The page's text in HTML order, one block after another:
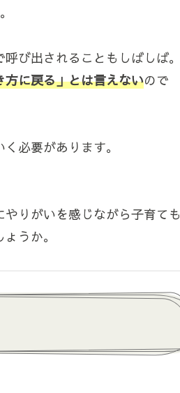
び出されることもしばしば。
に戻る」とは言えないので
必要があります。
りがいを感じながら子育ても
うか。